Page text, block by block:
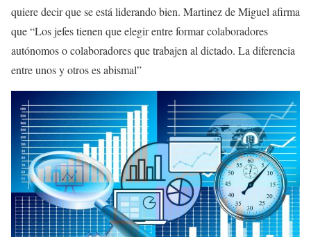
quiere decir que se está liderando bien. Martinez de Miguel afirma
que “Los jefes tienen que elegir entre formar colaboradores
autónomos o colaboradores que trabajen al dictado. La diferencia
entre unos y otros es abismal”